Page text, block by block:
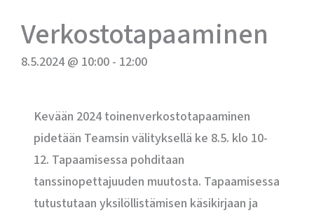
Verkostotapaaminen
8.5.2024 @ 10:00- 12:00
Kevään 2024 toinenverkostotapaaminen
pidetään Teamsin välityksellä ke 8.5. klo 10-
12. Tapaamisessa pohditaan
tanssinopettajuuden muutosta. Tapaamisessa
tutustutaan yksilöllistämisen käsikirjaan ja